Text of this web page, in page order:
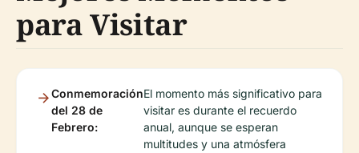
para Visitar
Conmemoración
del 28 de
Febrero:
El momento más significativo para
visitar es durante el recuerdo
anual, aunque se esperan
multitudes y una atmósfera